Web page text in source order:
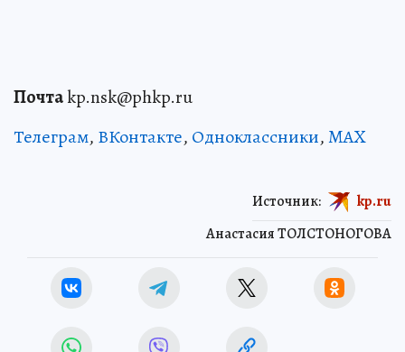
Почтаkp.nsk@phkp.ru
Телеграм, ВКонтакте, Одноклассники,MAX
Анастасия ТОЛСТОНОГОВА
Источник: kp.ru